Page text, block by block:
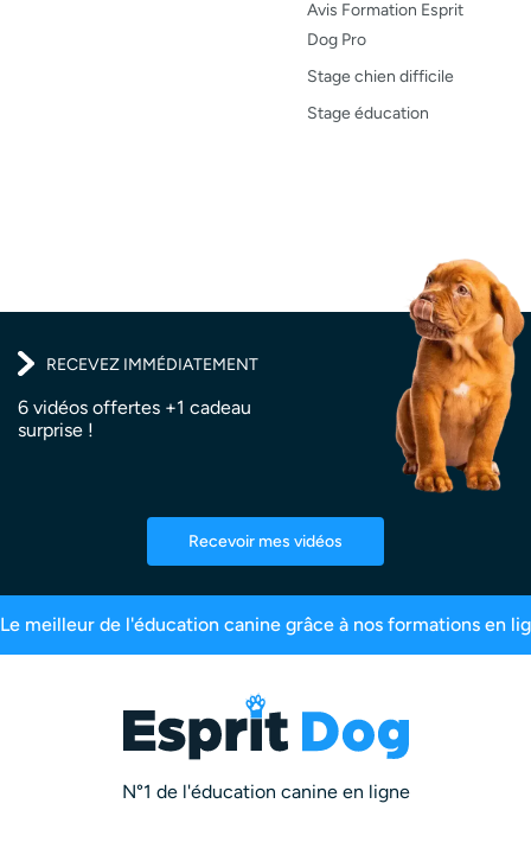
Avis Formation Esprit
Dog Pro
Stage chien difficile
Stage éducation
RECEVEZ IMMÉDIATEMENT
6 vidéos offertes +1 cadeau
surprise !
Recevoir mes vidéos
inscrits 99,6% de satisfaction 2,5 millions
N°1 de l'éducation canine en ligne